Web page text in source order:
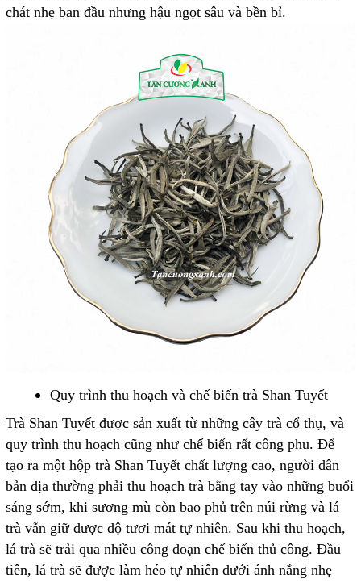
chát nhẹ ban đầu nhưng hậu ngọt sâu và bền bỉ.
Quy trình thu hoạch và chế biến trà Shan Tuyết
Trà Shan Tuyết được sản xuất từ những cây trà cổ thụ, và
quy trình thu hoạch cũng như chế biến rất công phu. Để
tạo ra một hộp trà Shan Tuyết chất lượng cao, người dân
bản địa thường phải thu hoạch trà bằng tay vào những buổi
sáng sớm, khi sương mù còn bao phủ trên núi rừng và lá
trà vẫn giữ được độ tươi mát tự nhiên. Sau khi thu hoạch,
lá trà sẽ trải qua nhiều công đoạn chế biến thủ công. Đầu
tiên, lá trà sẽ được làm héo tự nhiên dưới ánh nắng nhẹ